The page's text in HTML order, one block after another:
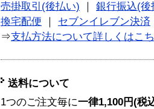
売掛取引(後払い)
銀行振込(後
換宅配便
セブンイレブン決済
⇒支払方法について詳しくはこ
送料について
1つのご注文毎に一律1,100円(税